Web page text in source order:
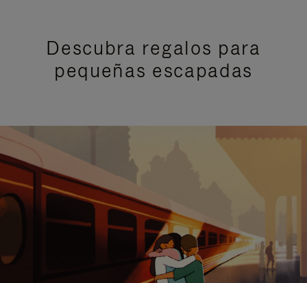
Descubra regalos para
pequeñas escapadas